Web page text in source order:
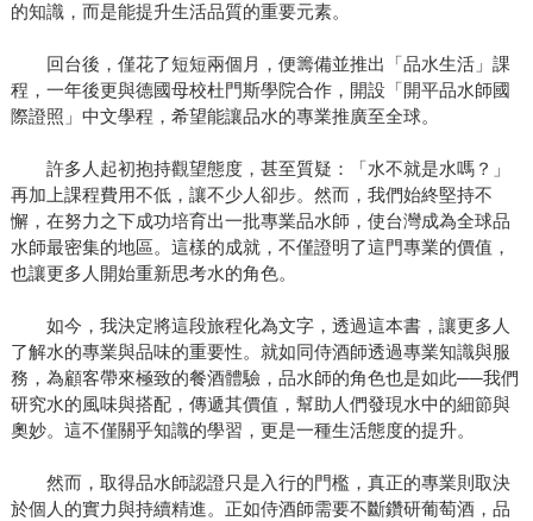
的知識，而是能提升生活品質的重要元素。
回台後，僅花了短短兩個月，便籌備並推出「品水生活」課
程，一年後更與德國母校杜門斯學院合作，開設「開平品水師國
際證照」中文學程，希望能讓品水的專業推廣至全球。
許多人起初抱持觀望態度，甚至質疑：「水不就是水嗎？」
再加上課程費用不低，讓不少人卻步。然而，我們始終堅持不
懈，在努力之下成功培育出一批專業品水師，使台灣成為全球品
水師最密集的地區。這樣的成就，不僅證明了這門專業的價值，
也讓更多人開始重新思考水的角色。
如今，我決定將這段旅程化為文字，透過這本書，讓更多人
了解水的專業與品味的重要性。就如同侍酒師透過專業知識與服
務，為顧客帶來極致的餐酒體驗，品水師的角色也是如此──我們
研究水的風味與搭配，傳遞其價值，幫助人們發現水中的細節與
奧妙。這不僅關乎知識的學習，更是一種生活態度的提升。
然而，取得品水師認證只是入行的門檻，真正的專業則取決
於個人的實力與持續精進。正如侍酒師需要不斷鑽研葡萄酒，品